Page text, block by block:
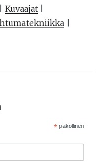
Kuvaajat
* pakollinen